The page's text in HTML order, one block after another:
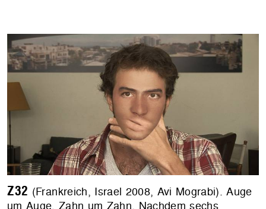
Z32 (Frankreich, Israel 2008, Avi Mograbi). Auge
um Auge, Zahn um Zahn. Nachdem sechs